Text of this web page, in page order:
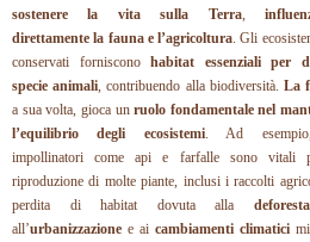
sostenere la vita sulla Terra,
direttamente la fauna e l’agricoltura. Gli
conservati fornisconohabitat essenziali per
specie animali, contribuendo alla biodiversità. La
a sua volta, gioca unruolo fondamentale nel
l’equilibrio degli ecosistemi. Ad
impollinatori come api e farfalle sono vitali
riproduzione di molte piante, inclusi i raccolti
perdita di habitat dovuta alla
all’urbanizzazione e ai cambiamenti climatici